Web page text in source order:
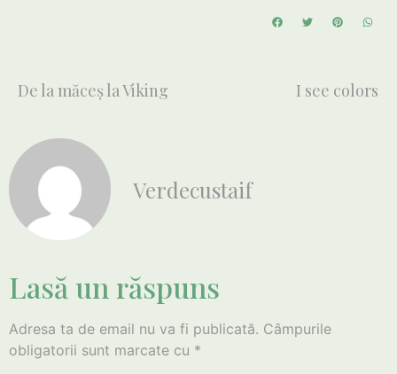
De la măceş la Viking I see colors
Verdecustaif
Lasă un răspuns
Adresa ta de email nu va fi publicată. Câmpurile
obligatorii sunt marcate cu *